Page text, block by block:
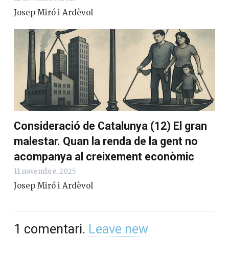
Josep Miró i Ardèvol
Consideració de Catalunya (12) El gran
malestar. Quan la renda de la gent no
acompanya al creixement econòmic
11 novembre, 2025
Josep Miró i Ardèvol
1 comentari. Leave new